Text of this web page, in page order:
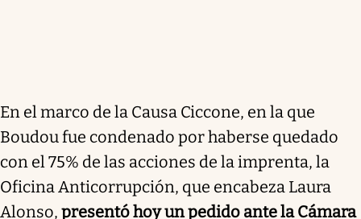
En el marco de la Causa Ciccone, en la que
Boudou fue condenado por haberse quedado
con el 75% de las acciones de la imprenta, la
Oficina Anticorrupción, que encabeza Laura
Alonso, presentó hoy un pedido ante la Cámara